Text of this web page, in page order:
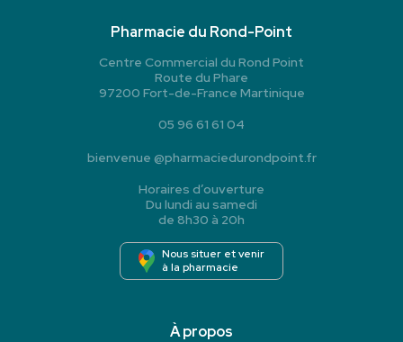
Pharmacie du Rond-Point
Centre Commercial du Rond Point
Route du Phare
97200 Fort-de-France Martinique
05 96 61 61 04
bienvenue @pharmaciedurondpoint.fr
Horaires d’ouverture
Du lundi au samedi
de 8h30 à 20h
Nous situer et venir
à la pharmacie
À propos